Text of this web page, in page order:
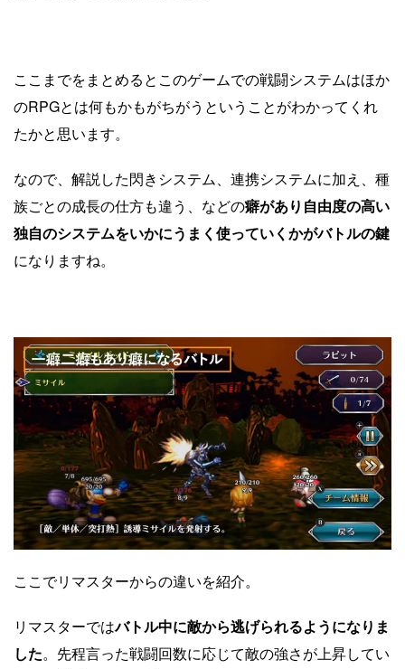
ここまでをまとめるとこのゲームでの戦闘システムはほか
のRPGとは何もかもがちがうということがわかってくれ
たかと思います。
なので、解説した閃きシステム、連携システムに加え、種
族ごとの成長の仕方も違う、などの癖があり自由度の高い
独自のシステムをいかにうまく使っていくかがバトルの鍵
になりますね。
ここでリマスターからの違いを紹介。
リマスターではバトル中に敵から逃げられるようになりま
した。先程言った戦闘回数に応じて敵の強さが上昇してい